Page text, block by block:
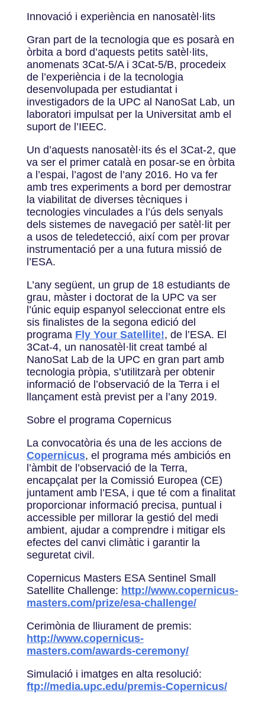
Innovació i experiència en nanosatèl·lits
Gran part de la tecnologia que es posarà en
òrbita a bord d’aquests petits satèl·lits,
anomenats 3Cat-5/A i 3Cat-5/B, procedeix
de l’experiència i de la tecnologia
desenvolupada per estudiantat i
investigadors de la UPC al NanoSat Lab, un
laboratori impulsat per la Universitat amb el
suport de l’IEEC.
Un d’aquests nanosatèl·its és el 3Cat-2, que
va ser el primer català en posar-se en òrbita
a l’espai, l’agost de l’any 2016. Ho va fer
amb tres experiments a bord per demostrar
la viabilitat de diverses tècniques i
tecnologies vinculades a l’ús dels senyals
dels sistemes de navegació per satèl·lit per
a usos de teledetecció, així com per provar
instrumentació per a una futura missió de
l’ESA.
L’any següent, un grup de 18 estudiants de
grau, màster i doctorat de la UPC va ser
l’únic equip espanyol seleccionat entre els
sis finalistes de la segona edició del
programa Fly Your Satellite!, de l’ESA. El
3Cat-4, un nanosatèl·lit creat també al
NanoSat Lab de la UPC en gran part amb
tecnologia pròpia, s’utilitzarà per obtenir
informació de l’observació de la Terra i el
llançament està previst per a l’any 2019.
Sobre el programa Copernicus
La convocatòria és una de les accions de
Copernicus, el programa més ambiciós en
l’àmbit de l’observació de la Terra,
encapçalat per la Comissió Europea (CE)
juntament amb l’ESA, i que té com a finalitat
proporcionar informació precisa, puntual i
accessible per millorar la gestió del medi
ambient, ajudar a comprendre i mitigar els
efectes del canvi climàtic i garantir la
seguretat civil.
Copernicus Masters ESA Sentinel Small
Satellite Challenge: http://www.copernicus-
masters.com/prize/esa-challenge/
Cerimònia de lliurament de premis:
http://www.copernicus-
masters.com/awards-ceremony/
Simulació i imatges en alta resolució:
ftp://media.upc.edu/premis-Copernicus/